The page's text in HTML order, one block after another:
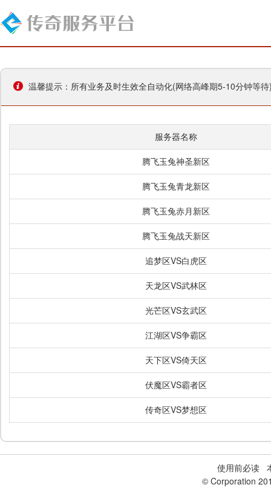
温馨提示：所有业务及时生效全自动化(网络高峰期5-10分钟等
服务器名称
腾飞玉兔神圣新区
腾飞玉兔青龙新区
腾飞玉兔赤月新区
腾飞玉兔战天新区
追梦区VS白虎区
天龙区VS武林区
光芒区VS玄武区
江湖区VS争霸区
天下区VS倚天区
伏魔区VS霸者区
传奇区VS梦想区
使用前必读
© Corporation